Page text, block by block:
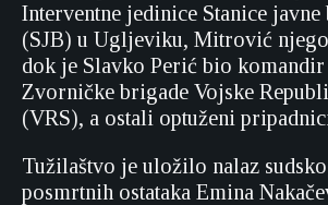
Interventne jedinice Stanice javne
(SJB) u Ugljeviku, Mitrović
dok je Slavko Perić bio komandir
Zvorničke brigade Vojske
(VRS), a ostali optuženi
Tužilaštvo je uložilo nalaz
posmrtnih ostataka Emina